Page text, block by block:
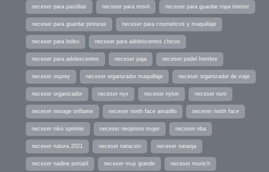
neceser para pastillas neceser para movil neceser para guardar ropa interior
neceser para guardar pinturas neceser para cosmeticos y maquillaje
neceser para bolso neceser para adolescentes chicos
neceser para adolescentes neceser paja neceser padel hombre
neceser osprey neceser organizador maquillaje neceser organizador de viaje
neceser organizador neceser nyx neceser nylon neceser nuni
neceser novage oriflame neceser north face amarillo neceser north face
neceser nike sprinter neceser neopreno mujer neceser nba
neceser natura 2021 neceser natacion neceser naranja
neceser nadine portatil neceser muy grande neceser munich